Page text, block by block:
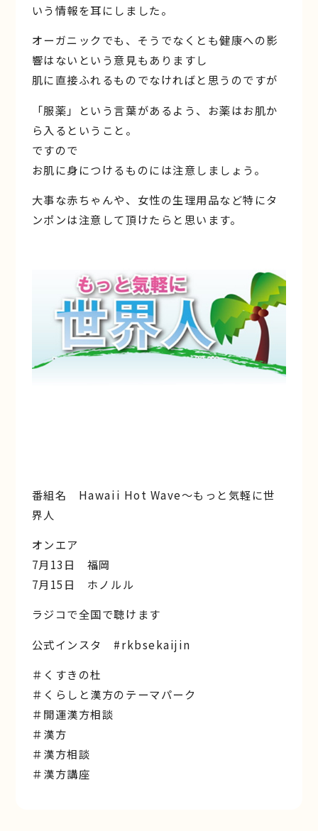
いう情報を耳にしました。
オーガニックでも、そうでなくとも健康への影
響はないという意見もありますし
肌に直接ふれるものでなければと思うのですが
「服薬」という言葉があるよう、お薬はお肌か
ら入るということ。
ですので
お肌に身につけるものには注意しましょう。
大事な赤ちゃんや、女性の生理用品など特にタ
ンポンは注意して頂けたらと思います。
番組名 Hawaii Hot Wave〜もっと気軽に世
界人
オンエア
7月13日 福岡
7月15日 ホノルル
ラジコで全国で聴けます
公式インスタ #rkbsekaijin
＃くすきの杜
＃くらしと漢方のテーマパーク
＃開運漢方相談
＃漢方
＃漢方相談
＃漢方講座